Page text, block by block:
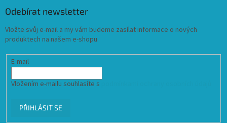
Odebírat newsletter
Vložte svůj e-mail a my vám budeme zasílat informace o nových
produktech na našem e-shopu.
E-mail
Vložením e-mailu souhlasíte s
PŘIHLÁSIT SE